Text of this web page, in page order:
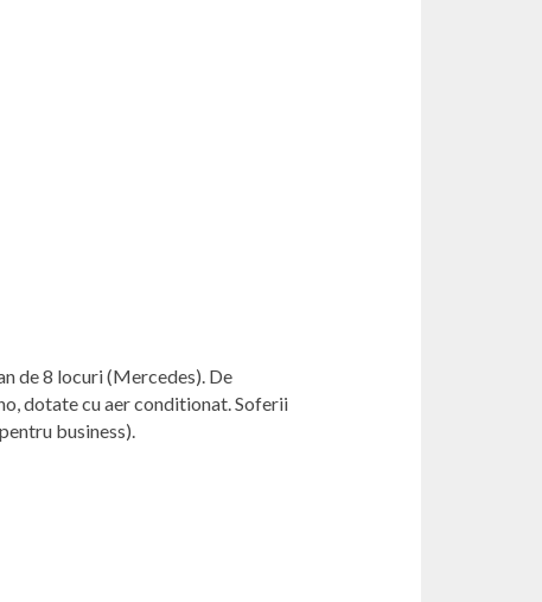
de 8 locuri (Mercedes). De
dotate cu aer conditionat. Soferii
business).